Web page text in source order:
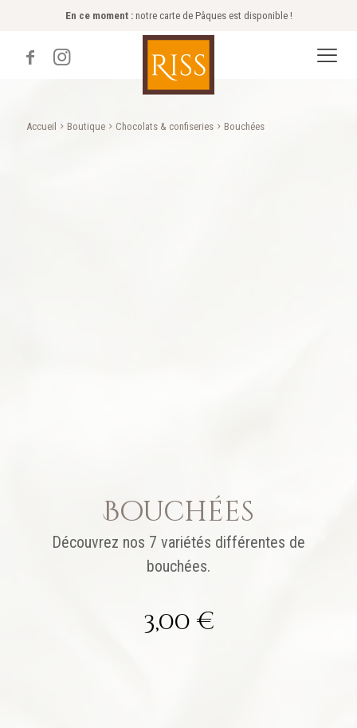
En ce moment :notre carte de Pâques est disponible !
Accueil Boutique Chocolats & confiseries Bouchées
Bouchées
Découvrez nos 7 variétés différentes de
bouchées.
3,00 €